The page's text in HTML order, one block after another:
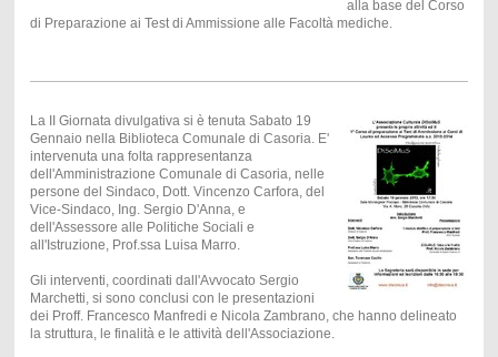
alla base del Corso
di Preparazione ai Test di Ammissione alle Facoltà mediche.
La II Giornata divulgativa si è tenuta Sabato 19
Gennaio nella Biblioteca Comunale di Casoria. E'
intervenuta una folta rappresentanza
dell'Amministrazione Comunale di Casoria, nelle
persone del Sindaco, Dott. Vincenzo Carfora, del
Vice-Sindaco, Ing. Sergio D'Anna, e
dell'Assessore alle Politiche Sociali e
all'Istruzione, Prof.ssa Luisa Marro.
Gli interventi, coordinati dall'Avvocato Sergio
Marchetti, si sono conclusi con le presentazioni
dei Proff. Francesco Manfredi e Nicola Zambrano, che hanno delineato
la struttura, le finalità e le attività dell'Associazione.